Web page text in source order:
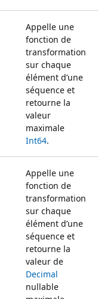
Appelle une
fonction de
transformation
sur chaque
élément d’une
séquence et
retourne la
valeur
maximale
Int64.
Appelle une
fonction de
transformation
sur chaque
élément d’une
séquence et
retourne la
valeur de
Decimal
nullable